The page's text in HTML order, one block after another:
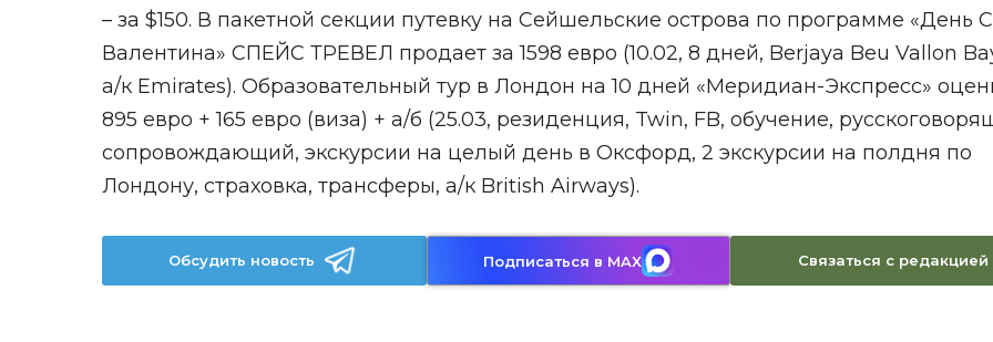
– за $150. В пакетной секции путевку на Сейшельские острова по программе «День
Валентина» СПЕЙС ТРЕВЕЛ продает за 1598 евро (10.02, 8 дней, Berjaya Beu Vallon
а/к Emirates). Образовательный тур в Лондон на 10 дней «Меридиан-Экспресс»
895 евро + 165 евро (виза) + а/б (25.03, резиденция, Twin, FB, обучение,
сопровождающий, экскурсии на целый день в Оксфорд, 2 экскурсии на полдня по
Лондону, страховка, трансферы, а/к British Airways).
Обсудить новость Подписаться в MAX Связаться с редакцией